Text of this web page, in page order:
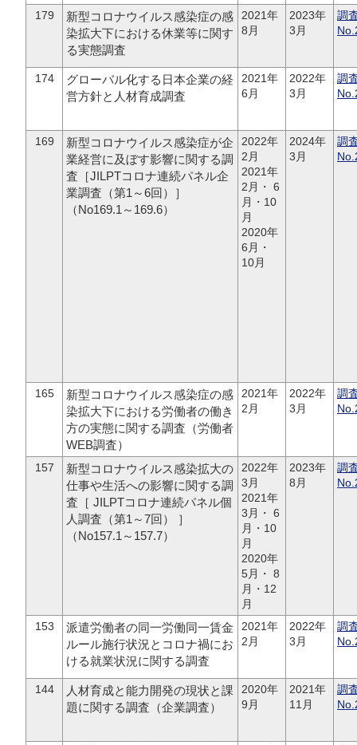
179
新型コロナウイルス感染症の感
染拡大下における休業等に関す
る実態調査
2021年
8月
2023年
3月
調
174
グローバル化する日本企業の経
営方針と人材育成調査
2021年
6月
2022年
3月
調
169
新型コロナウイルス感染症が企
業経営に及ぼす影響に関する調
査［JILPTコロナ連続パネル企
業調査（第1～6回）］
（No169.1～169.6）
2022年
2月
2021年
2月・ 6
月・10
月
2020年
6月・
10月
2024年
3月
調
165
新型コロナウイルス感染症の感
染拡大下における労働者の働き
方の実態に関する調査（労働者
WEB調査）
2021年
2月
2022年
3月
調
157
新型コロナウイルス感染拡大の
仕事や生活への影響に関する調
査［ JILPTコロナ連続パネル個
人調査（第1～7回） ］
（No157.1～157.7）
2022年
3月
2021年
3月・ 6
月・10
月
2020年
5月・ 8
月・12
月
2023年
8月
調
153
派遣労働者の同一労働同一賃金
ルール施行状況とコロナ禍にお
ける就業状況に関する調査
2021年
2月
2022年
3月
調
144
人材育成と能力開発の現状と課
題に関する調査（企業調査）
2020年
9月
2021年
11月
調